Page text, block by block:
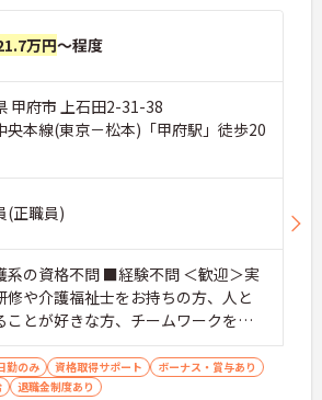
万円～程度
甲府市 上石田2-31-38
央本線(東京－松本)「甲府駅」徒歩20
(正職員)
の資格不問 ■経験不問 ＜歓迎＞実
修や介護福祉士をお持ちの方、人と
ことが好きな方、チームワークを重
人
勤のみ 資格取得サポート
ボーナス・賞与あり
退職金制度あり